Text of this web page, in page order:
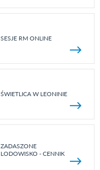
SESJE RM ONLINE
ŚWIETLICA W LEONINIE
ZADASZONE
LODOWISKO - CENNIK